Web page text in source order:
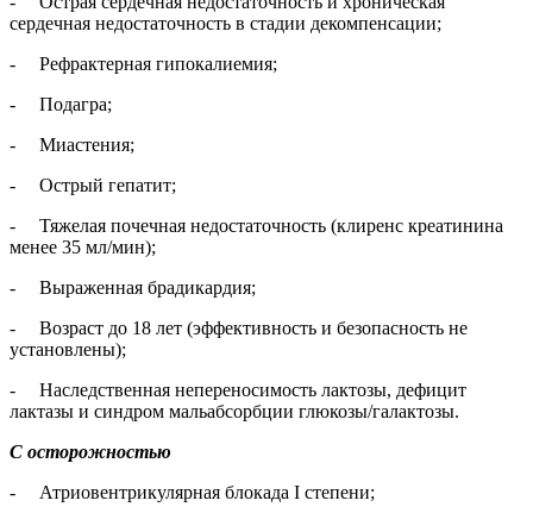
сердечная недостаточность в стадии декомпенсации;
- Рефрактерная гипокалиемия;
- Подагра;
- Миастения;
- Острый гепатит;
- Тяжелая почечная недостаточность (клиренс креатинина
менее 35 мл/мин);
- Выраженная брадикардия;
- Возраст до 18 лет (эффективность и безопасность не
установлены);
- Наследственная непереносимость лактозы, дефицит
лактазы и синдром мальабсорбции глюкозы/галактозы.
С осторожностью
- Атриовентрикулярная блокада I степени;